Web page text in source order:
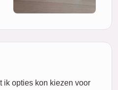
ik opties kon kiezen voor